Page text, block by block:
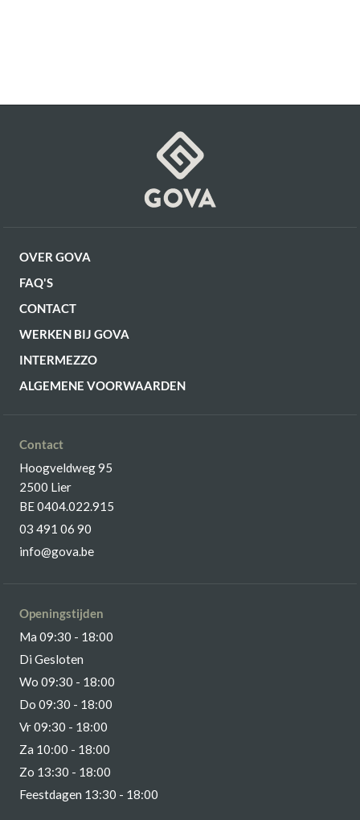
OVER GOVA
FAQ'S
CONTACT
WERKEN BIJ GOVA
INTERMEZZO
ALGEMENE VOORWAARDEN
Contact
Hoogveldweg 95
2500 Lier
BE 0404.022.915
03 491 06 90
info@gova.be
Openingstijden
Ma 09:30 - 18:00
Di Gesloten
Wo 09:30 - 18:00
Do 09:30 - 18:00
Vr 09:30 - 18:00
Za 10:00 - 18:00
Zo 13:30 - 18:00
Feestdagen 13:30 - 18:00